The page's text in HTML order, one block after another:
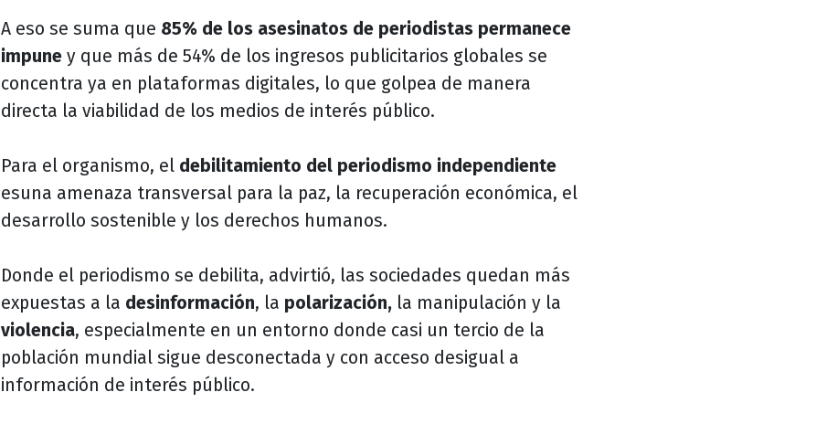
A eso se suma que 85% de los asesinatos de periodistas permanece
impune y que más de 54% de los ingresos publicitarios globales se
concentra ya en plataformas digitales, lo que golpea de manera
directa la viabilidad de los medios de interés público.
Para el organismo, el debilitamiento del periodismo independiente
esuna amenaza transversal para la paz, la recuperación económica, el
desarrollo sostenible y los derechos humanos.
Donde el periodismo se debilita, advirtió, las sociedades quedan más
expuestas a la desinformación, la polarización,la manipulación y la
violencia, especialmente en un entorno donde casi un tercio de la
población mundial sigue desconectada y con acceso desigual a
información de interés público.